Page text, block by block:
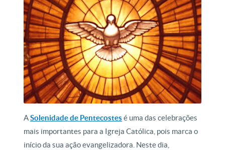
ASolenidade de Pentecostes é uma das celebrações
mais importantes para a Igreja Católica, pois marca o
início da sua ação evangelizadora. Neste dia,